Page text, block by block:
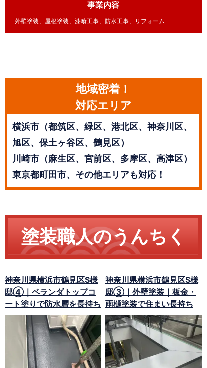
事業内容
外壁塗装、屋根塗装、漆喰工事、防水工事、リフォーム
地域密着！
対応エリア
横浜市（都筑区、緑区、港北区、神奈川区、
旭区、保土ヶ谷区、鶴見区）
川崎市（麻生区、宮前区、多摩区、高津区）
東京都町田市、その他エリアも対応！
塗装職人のうんちく
神奈川県横浜市鶴見区S様
邸④｜ベランダトップコ
ート塗りで防水層を長持ち
神奈川県横浜市鶴見区S様
邸③｜外壁塗装｜板金・
雨樋塗装で住まい長持ち